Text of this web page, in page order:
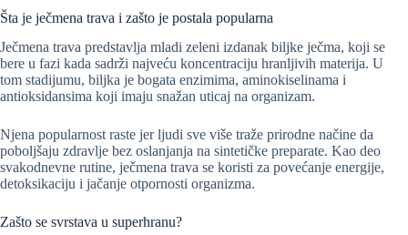
Šta je ječmena trava i zašto je postala popularna
Ječmena trava predstavlja mladi zeleni izdanak biljke ječma, koji se
bere u fazi kada sadrži najveću koncentraciju hranljivih materija. U
tom stadijumu, biljka je bogata enzimima, aminokiselinama i
antioksidansima koji imaju snažan uticaj na organizam.
Njena popularnost raste jer ljudi sve više traže prirodne načine da
poboljšaju zdravlje bez oslanjanja na sintetičke preparate. Kao deo
svakodnevne rutine, ječmena trava se koristi za povećanje energije,
detoksikaciju i jačanje otpornosti organizma.
Zašto se svrstava u superhranu?